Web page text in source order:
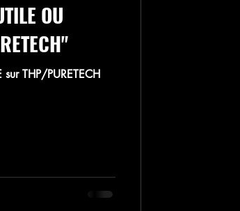
OU
sur THP/PURETECH